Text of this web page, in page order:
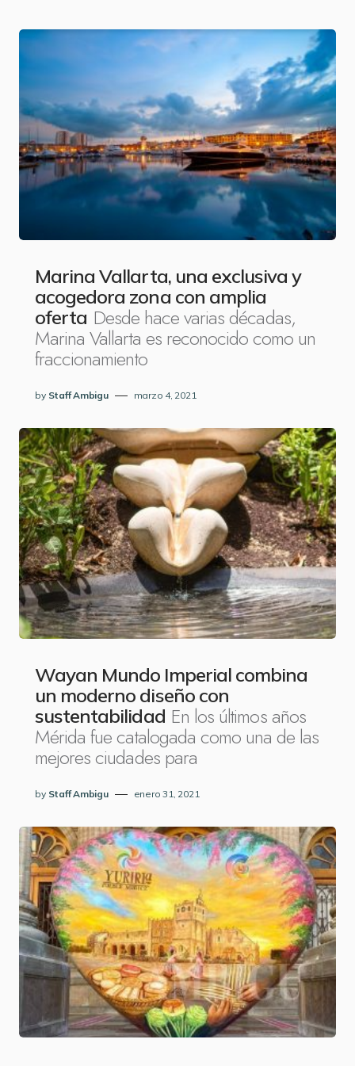
Marina Vallarta, una exclusiva y
acogedora zona con amplia
oferta Desde hace varias décadas,
Marina Vallarta es reconocido como un
fraccionamiento
by Staff Ambigu marzo 4, 2021
Wayan Mundo Imperial combina
un moderno diseño con
sustentabilidad En los últimos años
Mérida fue catalogada como una de las
mejores ciudades para
by Staff Ambigu enero 31, 2021